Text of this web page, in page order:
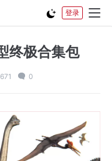
登录
终极合集包
671 0